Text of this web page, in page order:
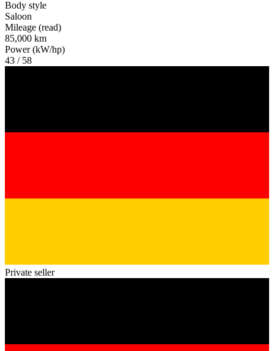
Body style
Saloon
Mileage (read)
85,000 km
Power (kW/hp)
43 / 58
Private seller